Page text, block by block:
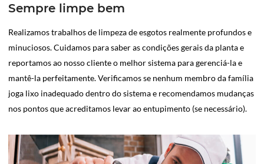
Sempre limpe bem
Realizamos trabalhos de limpeza de esgotos realmente profundos e
minuciosos. Cuidamos para saber as condições gerais da planta e
reportamos ao nosso cliente o melhor sistema para gerenciá-la e
mantê-la perfeitamente. Verificamos se nenhum membro da família
joga lixo inadequado dentro do sistema e recomendamos mudanças
nos pontos que acreditamos levar ao entupimento (se necessário).